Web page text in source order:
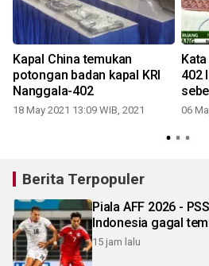
Kapal China temukan
potongan badan kapal KRI
Nanggala-402
18 May 2021 13:09 WIB, 2021
402
06
Berita Terpopuler
Piala AFF 2026 -
Indonesia gagal
15 jam lalu